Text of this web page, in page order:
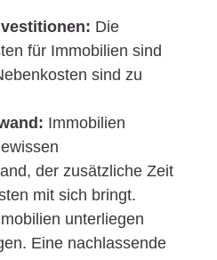
Die
für Immobilien sind
sind zu
Immobilien
der zusätzliche Zeit
mit sich bringt.
unterliegen
Eine nachlassende